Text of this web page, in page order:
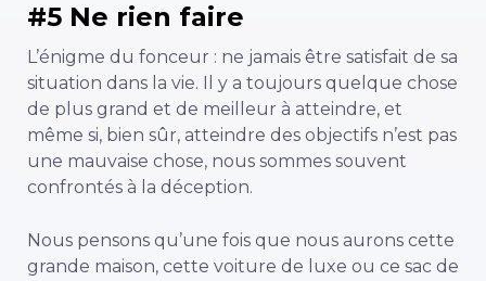
#5 Ne rien faire
L’énigme du fonceur : ne jamais être satisfait de sa
situation dans la vie. Il y a toujours quelque chose
de plus grand et de meilleur à atteindre, et
même si, bien sûr, atteindre des objectifs n’est pas
une mauvaise chose, nous sommes souvent
confrontés à la déception.
Nous pensons qu’une fois que nous aurons cette
grande maison, cette voiture de luxe ou ce sac de